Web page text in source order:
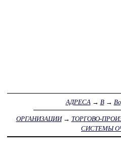
АДРЕСА → В→
ОРГАНИЗАЦИИ→ ТОРГОВО-
СИСТЕМЫ